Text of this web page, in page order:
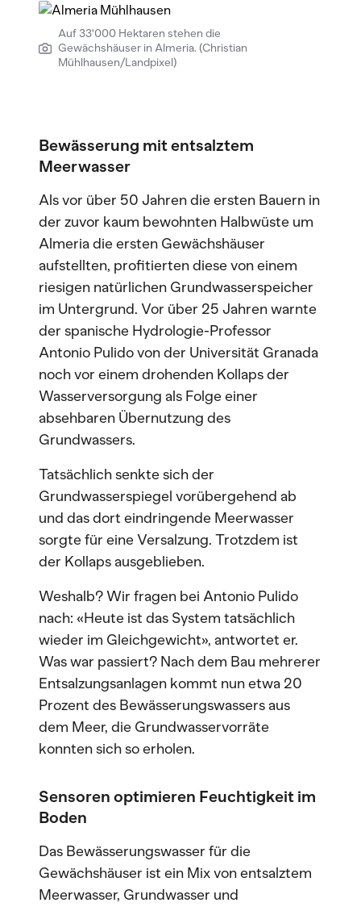
Auf 33'000 Hektaren stehen die
Gewächshäuser in Almeria. (Christian
Mühlhausen/Landpixel)
Bewässerung mit entsalztem
Meerwasser
Als vor über 50 Jahren die ersten Bauern in
der zuvor kaum bewohnten Halbwüste um
Almeria die ersten Gewächshäuser
aufstellten, profitierten diese von einem
riesigen natürlichen Grundwasserspeicher
im Untergrund. Vor über 25 Jahren warnte
der spanische Hydrologie-Professor
Antonio Pulido von der Universität Granada
noch vor einem drohenden Kollaps der
Wasserversorgung als Folge einer
absehbaren Übernutzung des
Grundwassers.
Tatsächlich senkte sich der
Grundwasserspiegel vorübergehend ab
und das dort eindringende Meerwasser
sorgte für eine Versalzung. Trotzdem ist
der Kollaps ausgeblieben.
Weshalb? Wir fragen bei Antonio Pulido
nach: «Heute ist das System tatsächlich
wieder im Gleichgewicht», antwortet er.
Was war passiert? Nach dem Bau mehrerer
Entsalzungsanlagen kommt nun etwa 20
Prozent des Bewässerungswassers aus
dem Meer, die Grundwasservorräte
konnten sich so erholen.
Sensoren optimieren Feuchtigkeit im
Boden
Das Bewässerungswasser für die
Gewächshäuser ist ein Mix von entsalztem
Meerwasser, Grundwasser und